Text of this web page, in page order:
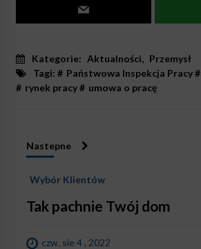
Kategorie: Aktualności, Przemysł
Tagi: # Państwowa Inspekcja Pracy#
# rynek pracy# umowa o pracę
Nastepne
Wybór Klientów
Tak pachnie Twój dom
czw. sie 4 , 2022